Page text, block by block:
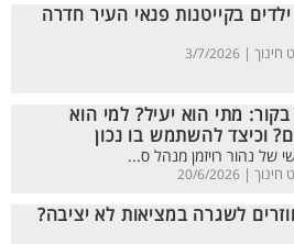
בקייטנות פנאי העיר חדרה
חינוך | 3/7/2026
מתי הוא יעיל? למי הוא
וכיצד להשתמש בו נכון
של נהור רויזמן מנהל ס...
חינוך | 20/6/2026
לשגרה במציאות לא יציבה?